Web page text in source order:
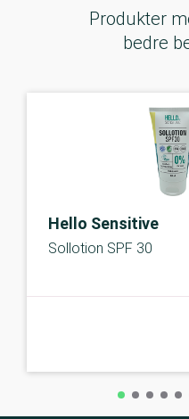
Produkter
bedre
Hello Sensitive
Sollotion SPF 30